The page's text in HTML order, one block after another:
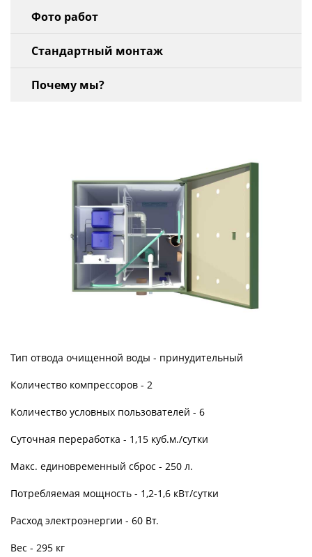
Фото работ
Стандартный монтаж
Почему мы?
Тип отвода очищенной воды - принудительный
Количество компрессоров - 2
Количество условных пользователей - 6
Суточная переработка - 1,15 куб.м./сутки
Макс. единовременный сброс - 250 л.
Потребляемая мощность - 1,2-1,6 кВт/сутки
Расход электроэнергии - 60 Вт.
Вес - 295 кг